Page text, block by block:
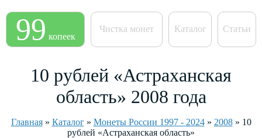
99 копеек
Чистка монет Каталог Статьи
10 рублей «Астраханская
область» 2008 года
Главная» Каталог» Монеты России 1997 - 2024» 2008» 10
рублей «Астраханская область»